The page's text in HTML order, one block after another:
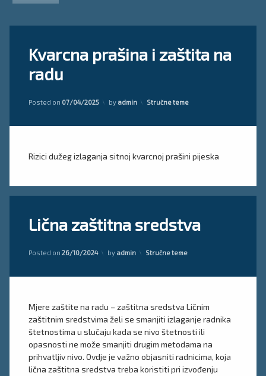
Kvarcna prašina i zaštita na
radu
Posted on 07/04/2025 by admin Kategorije:
Stručne teme
Rizici dužeg izlaganja sitnoj kvarcnoj prašini pijeska
lična
zaštitna
sredstva
komentar
on
Kvarcna
prašina
zaštita
Lična zaštitna sredstva
Posted on 26/10/2024 by admin Kategorije:
Stručne teme
Mjere zaštite na radu – zaštitna sredstva Ličnim
zaštitnim sredstvima želi se smanjiti izlaganje radnika
štetnostima u slučaju kada se nivo štetnosti ili
opasnosti ne može smanjiti drugim metodama na
prihvatljiv nivo. Ovdje je važno objasniti radnicima, koja
lična zaštitna sredstva treba koristiti pri izvođenju
lična
zaštitna
zaštita
komentar
on
zaštitna